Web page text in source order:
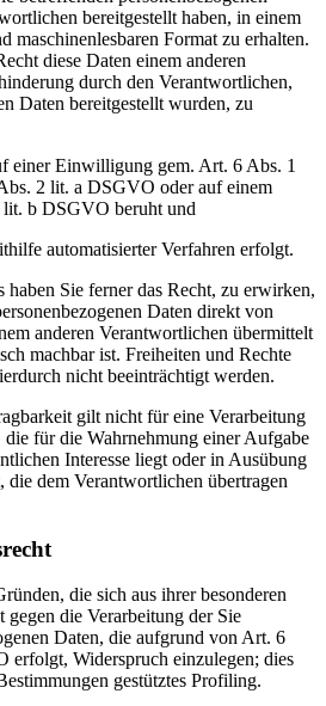
bereitgestellt haben, in einem
maschinenlesbaren Format zu erhalten.
diese Daten einem anderen
durch den Verantwortlichen,
Daten bereitgestellt wurden, zu
Einwilligung gem. Art. 6 Abs. 1
2 lit. a DSGVO oder auf einem
b DSGVO beruht und
automatisierter Verfahren erfolgt.
haben Sie ferner das Recht, zu erwirken,
Daten direkt von
anderen Verantwortlichen übermittelt
machbar ist. Freiheiten und Rechte
nicht beeinträchtigt werden.
gilt nicht für eine Verarbeitung
die für die Wahrnehmung einer Aufgabe
Interesse liegt oder in Ausübung
dem Verantwortlichen übertragen
die sich aus ihrer besonderen
gegen die Verarbeitung der Sie
Daten, die aufgrund von Art. 6
erfolgt, Widerspruch einzulegen; dies
gestütztes Profiling.